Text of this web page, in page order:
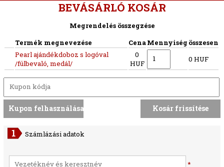
BEVÁSÁRLÓ KOSÁR
Megrendelés összegzése
Termék megnevezése
CenaMennyiség összesen
Pearl ajándékdoboz s logóval
/fülbevaló, medál/
0
HUF
0 HUF
Számlázási adatok
*